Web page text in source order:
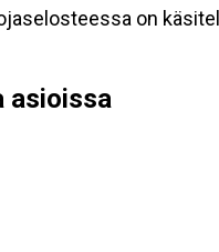
on
asioissa